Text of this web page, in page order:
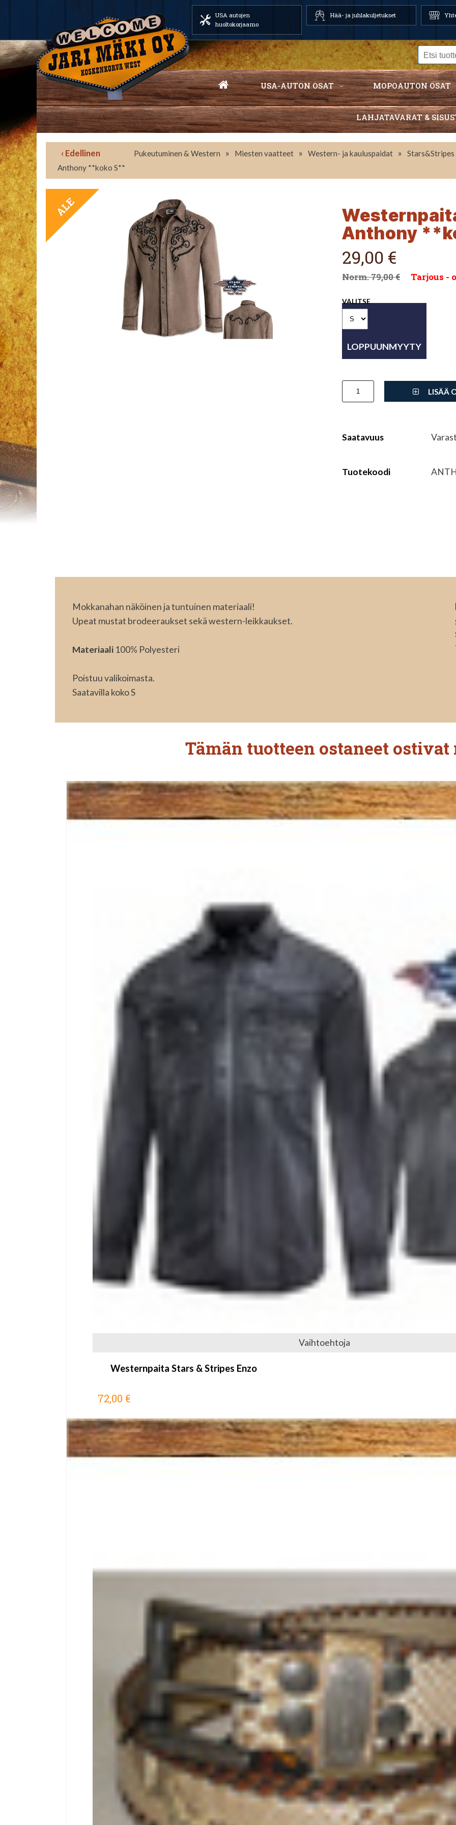
USA autojen
huoltokorjaamo
Hää- ja juhlakuljetukset
USA-AUTON OSAT MOPOAUTON OSAT
LAHJATAVARAT &
‹ Edellinen Pukeutuminen & Western » Miesten vaatteet » Western- ja kauluspaidat »
Anthony **koko S**
TARJOUS
Anthony
29,00 €
79,00 € Tarjous -
VALITSE
LISÄÄ
Saatavuus
Tuotekoodi
Mokkanahan näköinen ja tuntuinen materiaali!
Upeat mustat brodeeraukset sekä western-leikkaukset.
Materiaali 100% Polyesteri
Poistuu valikoimasta.
Saatavilla koko S
Tämän tuotteen ostaneet ostivat
Vaihtoehtoja
Westernpaita Stars & Stripes Enzo
72,00 €